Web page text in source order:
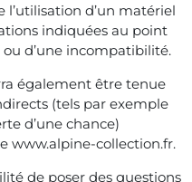
d’un matériel
indiquées au point
ou d’une incompatibilité.
également être tenue
(tels par exemple
d’une chance)
www.alpine-collection.fr.
de poser des questions